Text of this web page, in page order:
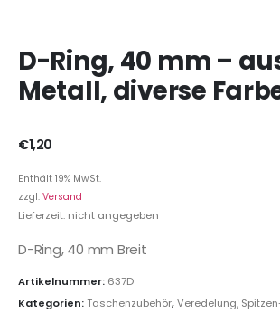
D-Ring, 40 mm –
Metall, diverse
€1,20
Enthält 19% MwSt.
zzgl. Versand
Lieferzeit: nicht angegeben
D-Ring, 40 mm Breit
Artikelnummer: 637D
Kategorien:Taschenzubehör,Veredelung,